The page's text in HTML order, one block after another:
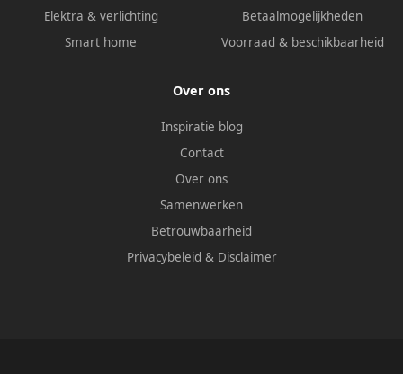
Elektra & verlichting
Smart home
Betaalmogelijkheden
Voorraad & beschikbaarheid
Over ons
Inspiratie blog
Contact
Over ons
Samenwerken
Betrouwbaarheid
Privacybeleid & Disclaimer